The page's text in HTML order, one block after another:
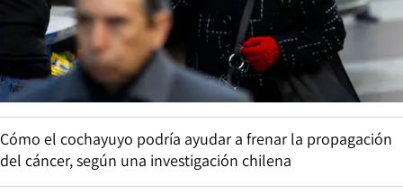
Cómo el cochayuyo podría ayudar a frenar la propagación
del cáncer, según una investigación chilena